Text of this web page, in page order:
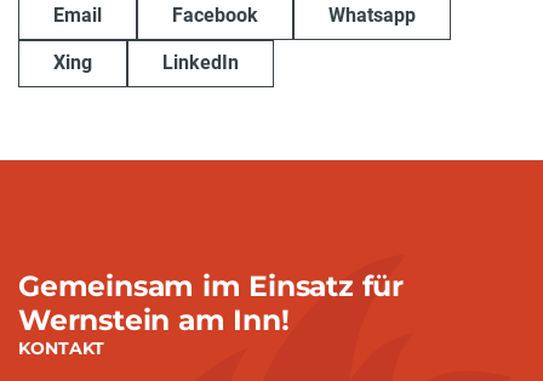
Email Facebook Whatsapp
Xing LinkedIn
Gemeinsam im Einsatz für
Wernstein am Inn!
KONTAKT